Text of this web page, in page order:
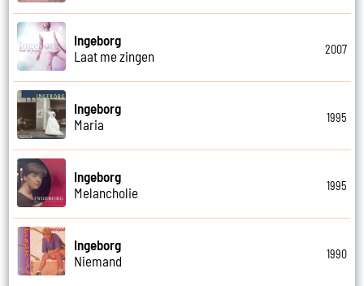
Ingeborg
Laat me zingen
2007
Ingeborg
Maria
1995
Ingeborg
Melancholie
1995
Ingeborg
Niemand
1990